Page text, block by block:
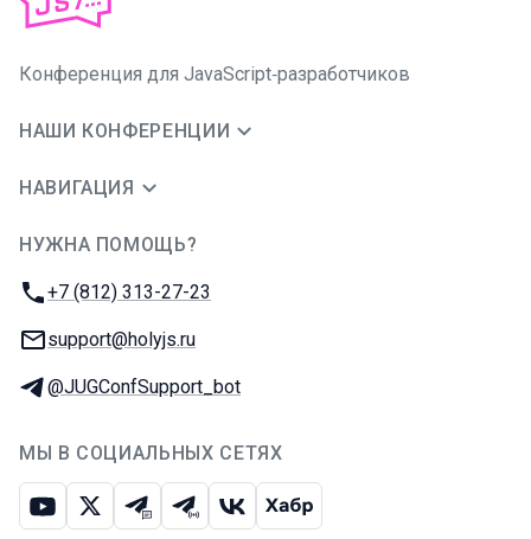
Конференция для JavaScript‑разработчиков
НАШИ КОНФЕРЕНЦИИ
НАВИГАЦИЯ
НУЖНА ПОМОЩЬ?
Телефон:
+7 (812) 313-27-23
E-mail:
support@holyjs.ru
Телеграм:
@JUGConfSupport_bot
МЫ В СОЦИАЛЬНЫХ СЕТЯХ
ЮтубИкс Телеграм-чат
Телеграм-канал
ВКонтакте
Хабр